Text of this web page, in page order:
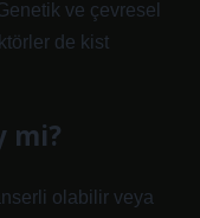
ve çevresel
de kist
mi?
olabilir veya